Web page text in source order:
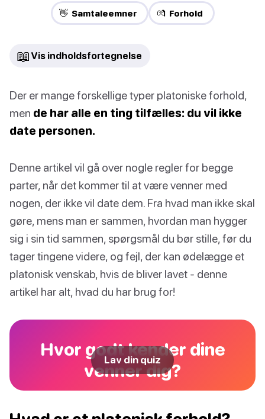
👋 Samtaleemner 💏 Forhold
📖 Vis indholdsfortegnelse
Der er mange forskellige typer platoniske forhold,
men de har alle en ting tilfælles: du vil ikke
date personen.
Denne artikel vil gå over nogle regler for begge
parter, når det kommer til at være venner med
nogen, der ikke vil date dem. Fra hvad man ikke skal
gøre, mens man er sammen, hvordan man hygger
sig i sin tid sammen, spørgsmål du bør stille, før du
tager tingene videre, og fejl, der kan ødelægge et
platonisk venskab, hvis de bliver lavet - denne
artikel har alt, hvad du har brug for!
Hvor godt kender dine
venner dig?
Lav din quiz